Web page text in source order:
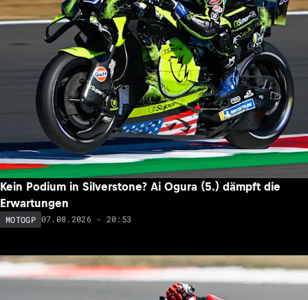
Kein Podium in Silverstone? Ai Ogura (5.) dämpft die
Erwartungen
MOTOGP 07.08.2026 - 20:53